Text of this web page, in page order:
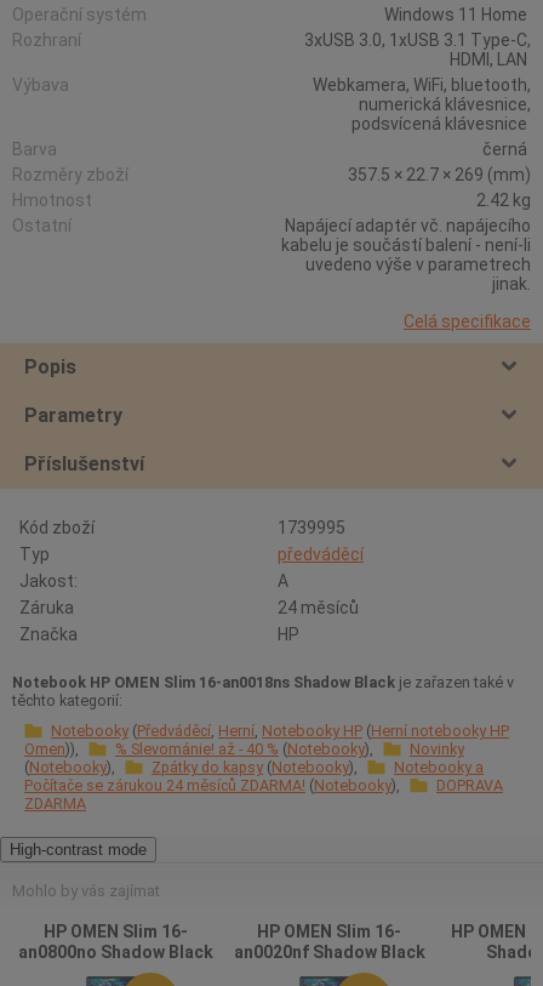
Operační systém
Windows 11 Home
Rozhraní
3xUSB 3.0, 1xUSB 3.1 Type-C,
HDMI, LAN
Výbava
Webkamera, WiFi, bluetooth,
numerická klávesnice,
podsvícená klávesnice
Barva
černá
Rozměry zboží
357.5 × 22.7 × 269 (mm)
Hmotnost
2.42 kg
Ostatní
Napájecí adaptér vč. napájecího
kabelu je součástí balení - není-li
uvedeno výše v parametrech
jinak.
Celá specifikace
Popis
Parametry
Příslušenství
Kód zboží
1739995
Typ
předváděcí
Jakost:
A
Záruka
24 měsíců
Značka
HP
Notebook HP OMEN Slim 16-an0018ns Shadow Black je zařazen také v
těchto kategorií:
Notebooky Předváděcí Herní Notebooky HP Herní notebooky HP
Omen
% Slevománie! až - 40 % Notebooky
Novinky
Notebooky
Zpátky do kapsy Notebooky
Notebooky a
Počítače se zárukou 24 měsíců ZDARMA! Notebooky
DOPRAVA
ZDARMA
High-contrast mode
Mohlo by vás zajímat
HP OMEN Slim 16-
an0800no Shadow Black
HP OMEN Slim 16-
an0020nf Shadow Black
HP OMEN